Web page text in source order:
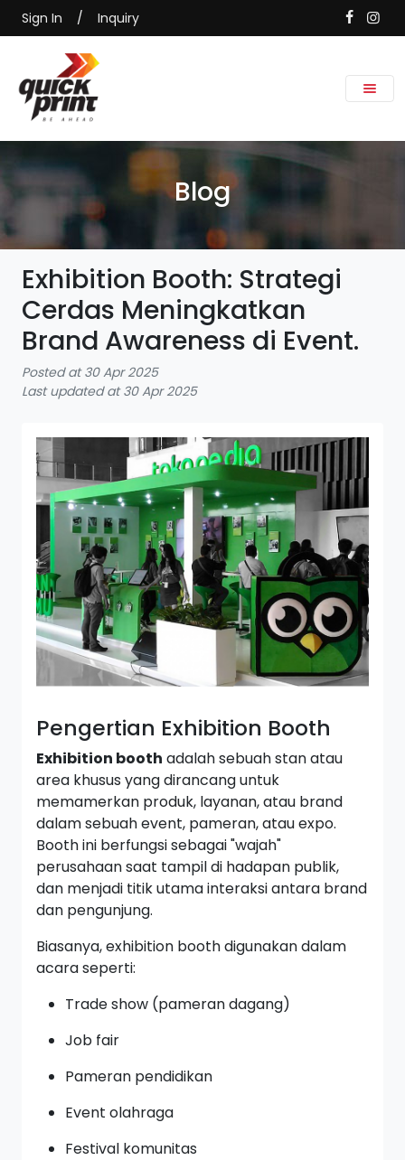
Sign In / Inquiry
Blog
Exhibition Booth: Strategi
Cerdas Meningkatkan
Brand Awareness di Event.
Posted at 30 Apr 2025
Last updated at 30 Apr 2025
Pengertian Exhibition Booth
Exhibition booth adalah sebuah stan atau
area khusus yang dirancang untuk
memamerkan produk, layanan, atau brand
dalam sebuah event, pameran, atau expo.
Booth ini berfungsi sebagai "wajah"
perusahaan saat tampil di hadapan publik,
dan menjadi titik utama interaksi antara brand
dan pengunjung.
Biasanya, exhibition booth digunakan dalam
acara seperti:
Trade show (pameran dagang)
Job fair
Pameran pendidikan
Event olahraga
Festival komunitas